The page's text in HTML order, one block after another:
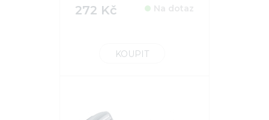
272 Kč Na dotaz
KOUPIT